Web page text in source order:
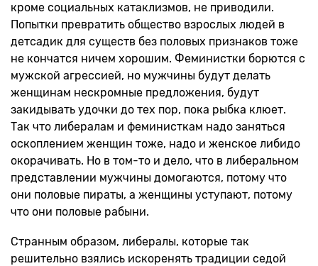
кроме социальных катаклизмов, не приводили.
Попытки превратить общество взрослых людей в
детсадик для существ без половых признаков тоже
не кончатся ничем хорошим. Феминистки борются с
мужской агрессией, но мужчины будут делать
женщинам нескромные предложения, будут
закидывать удочки до тех пор, пока рыбка клюет.
Так что либералам и феминисткам надо заняться
оскоплением женщин тоже, надо и женское либидо
окорачивать. Но в том-то и дело, что в либеральном
представлении мужчины домогаются, потому что
они половые пираты, а женщины уступают, потому
что они половые рабыни.
Странным образом, либералы, которые так
решительно взялись искоренять традиции седой